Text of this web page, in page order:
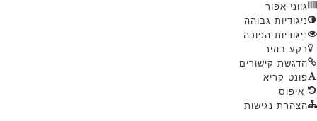
גווני אפור
ניגודיות גבוהה
ניגודיות הפוכה
רקע בהיר
הדגשת קישורים
פונט קריא
איפוס
הצהרת נגישות